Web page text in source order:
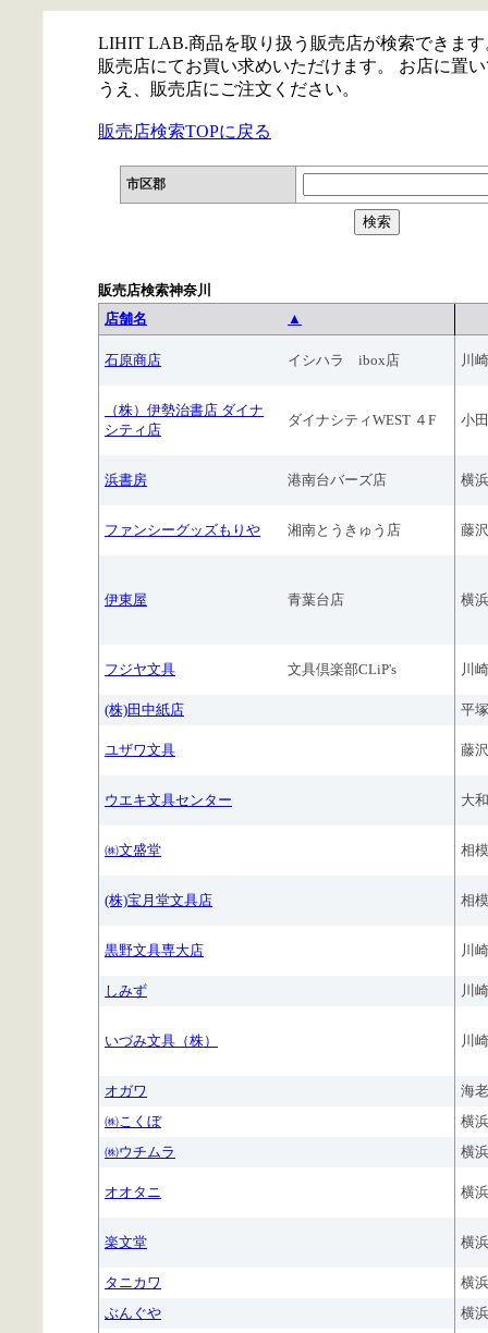
LIHIT LAB.商品を取り扱う販売店が検索できま
販売店にてお買い求めいただけます。 お店に置
うえ、販売店にご注文ください。
販売店検索TOPに戻る
市区郡
販売店検索神奈川
店舗名
▲
石原商店 イシハラ ibox店 川
（株）伊勢治書店 ダイナ
シティ店
ダイナシティWEST ４F 小
浜書房 港南台バーズ店 横
ファンシーグッズもりや 湘南とうきゅう店 藤
伊東屋 青葉台店 横
フジヤ文具 文具倶楽部CLiP's 川
(株)田中紙店 平
ユザワ文具 藤
ウエキ文具センター 大
㈱文盛堂 相
(株)宝月堂文具店 相
黒野文具専大店 川
しみず 川
いづみ文具（株） 川
オガワ
海
㈱こくぼ
横
㈱ウチムラ
横
オオタニ 横
楽文堂 横
タニカワ
横
ぶんぐや
横